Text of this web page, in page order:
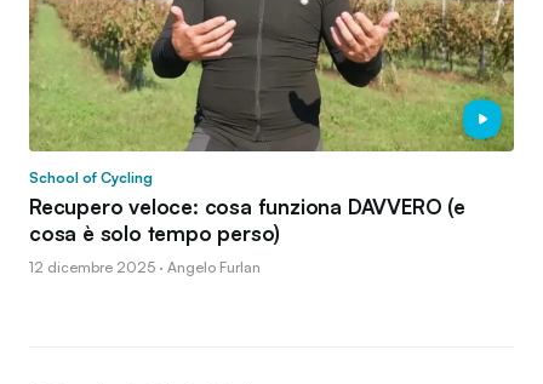
School of Cycling
Recupero veloce: cosa funziona DAVVERO (e
cosa è solo tempo perso)
12 dicembre 2025 · Angelo Furlan